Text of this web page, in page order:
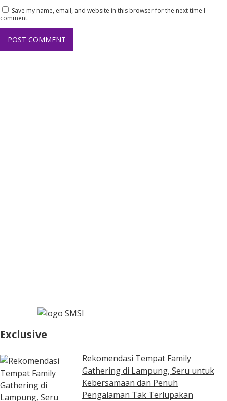
Save my name, email, and website in this browser for the next time I
comment.
Exclusive
Rekomendasi Tempat Family
Gathering di Lampung, Seru untuk
Kebersamaan dan Penuh
Pengalaman Tak Terlupakan